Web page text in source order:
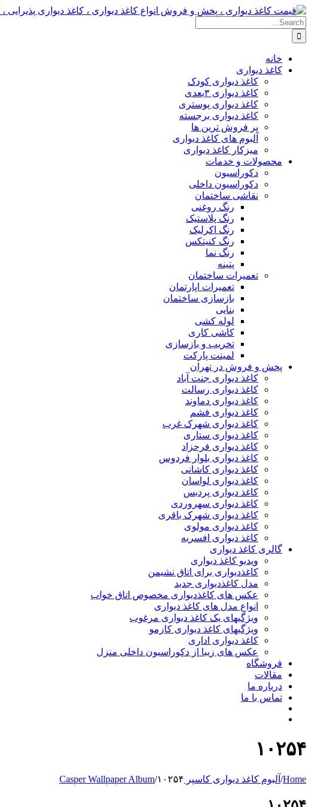
Skip
to
content
Search
for:
خانه
کاغذ دیواری
کاغذ دیواری کودک
کاغذ دیواری ۳بعدی
کاغذ دیواری پوستری
کاغذ دیواری برجسته
پر فروش ترین ها
آلبوم های کاغذ دیواری
میزکار کاغذ دیواری
محصولات و خدمات
دکوراسیون
دکوراسیون داخلی
نقاشی ساختمان
رنگ روغنی
رنگ پلاستیک
رنگ اکرلیک
رنگ کنیتکس
رنگ نما
پتینه
تعمیرات ساختمان
تعمیرات اپارتمان
بازسازی ساختمان
بنایی
لوله کشی
کاشی کاری
تخریب و بازسازی
لمینت پارکت
پخش و فروش در تهران
کاغذ دیواری جنت آباد
کاغذ دیواری رسالت
کاغذ دیواری دماوند
کاغذ دیواری فشم
کاغذ دیواری شهرک غرب
کاغذ دیواری ستاری
کاغذ دیواری فرحزاد
کاغذ دیواری بلوار فردوس
کاغذ دیواری کاشانی
کاغذ دیواری لواسان
کاغذ دیواری پردیس
کاغذ دیواری سهروردی
کاغذ دیواری شهرک باقری
کاغذ دیواری مولوی
کاغذ دیواری افسریه
گالری کاغذ دیواری
ویدیو کاغذ دیواری
کاغذدیواری برای اتاق نشیمن
مدل کاغذدیواری جدید
عکس های کاغذدیواری مخصوص اتاق خواب
انواع مدل های کاغذ دیواری
ویژگیهای یک کاغذ دیواری مرغوب
ویژگیهای کاغذ دیواری کازمو
کاغذ دیواری اداری
عکس های زیبا از دکوراسیون داخلی منزل
فروشگاه
مقالات
درباره ما
تماس با ما
۱۰۲۵۴
Home
/ آلبوم کاغذ دیواری کاسپر Casper Wallpaper Album /۱۰۲۵۴